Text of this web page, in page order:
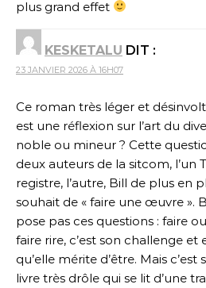
plus grand effet
KESKETALU DIT :
23 JANVIER 2026 À 16H07
Ce roman très léger et
est une réflexion sur l’art du
noble ou mineur ? Cette
deux auteurs de la sitcom, l’un
registre, l’autre, Bill de plus en
souhait de « faire une œuvre ».
pose pas ces questions : faire
faire rire, c’est son challenge
qu’elle mérite d’être. Mais
livre très drôle qui se lit d’une